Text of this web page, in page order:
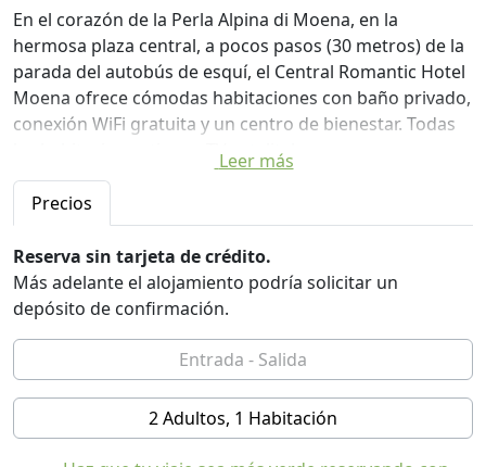
En el corazón de la Perla Alpina di Moena, en la
hermosa plaza central, a pocos pasos (30 metros) de la
parada del autobús de esquí, el Central Romantic Hotel
Moena ofrece cómodas habitaciones con baño privado,
conexión WiFi gratuita y un centro de bienestar. Todas
las habitaciones tienen TV satelital.
Por la mañana, podrá disfrutar de un rico desayuno
bufé con pasteles caseros e incluso productos salados.
Los postres del desayuno provienen de nuestra
pastelería (a 50 metros del hotel), los otros productos
(como leche y queso) están a cero km, de los
proveedores del pueblo y del valle.
El centro de bienestar, accesible con reserva, ofrece una
sauna, duchas emocionales y un baño turco.
Los huéspedes también tienen una cafetería y una
Leer más
Precios
Reserva sin tarjeta de crédito.
Más adelante el alojamiento podría solicitar un
depósito de confirmación.
2 Adultos, 1 Habitación